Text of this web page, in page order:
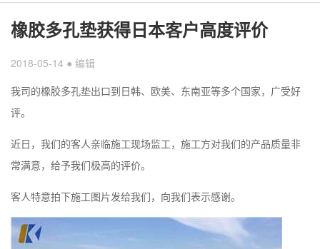
橡胶多孔垫获得日本客户高度评价
2018-05-14 ● 编辑
我司的橡胶多孔垫出口到日韩、欧美、东南亚等多个国家，广受好
评。
近日，我们的客人亲临施工现场监工，施工方对我们的产品质量非
常满意，给予我们极高的评价。
客人特意拍下施工图片发给我们，向我们表示感谢。